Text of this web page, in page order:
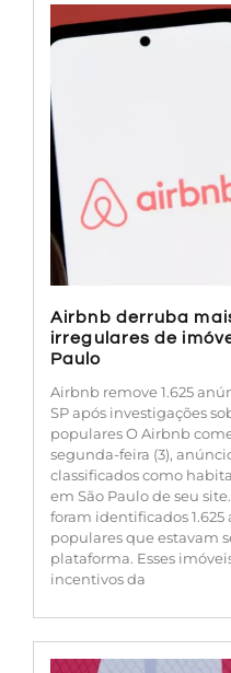
Airbnb derruba
irregulares de
Paulo
Airbnb remove 1.625
SP após investigações
populares O Airbnb
segunda-feira (3),
classificados como
em São Paulo de seu
foram identificados
populares que estavam
plataforma. Esses
incentivos da